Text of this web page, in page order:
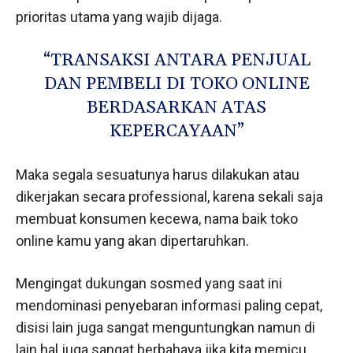
prioritas utama yang wajib dijaga.
“TRANSAKSI ANTARA PENJUAL
DAN PEMBELI DI TOKO ONLINE
BERDASARKAN ATAS
KEPERCAYAAN”
Maka segala sesuatunya harus dilakukan atau
dikerjakan secara professional, karena sekali saja
membuat konsumen kecewa, nama baik toko
online kamu yang akan dipertaruhkan.
Mengingat dukungan sosmed yang saat ini
mendominasi penyebaran informasi paling cepat,
disisi lain juga sangat menguntungkan namun di
lain hal juga sangat berbahaya jika kita memicu